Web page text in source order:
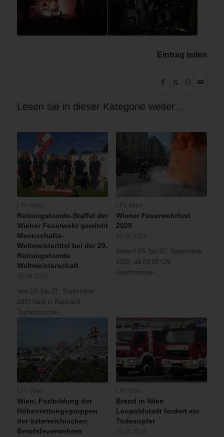
Eintrag teilen
Lesen sie in dieser Kategorie weiter …
Rettungshunde-Staffel der
Wiener Feuerwehr gewinnt
Mannschafts-
Weltmeistertitel bei der 29.
Rettungshunde
Weltmeisterschaft
Von 16. bis 21. September
2025 fand in Rapsach,
Tschechische…
Wiener Feuerwehrfest
2025
Wann? 05. bis 07. September
2025, ab 09:00 Uhr
Gastronomie:…
Wien: Fortbildung der
Höhenrettungsgruppen
der österreichischen
Berufsfeuerwehren
Brand in Wien
Leopoldstadt fordert ein
Todesopfer